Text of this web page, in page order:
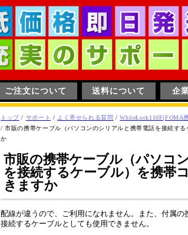
ご注文について 送料について 企
現
在
の
置：
トップ/ サポート / よく寄せられる質問 /WhiteLock110F(FOMA
/市販の携帯ケーブル（パソコンのシリアルと携帯電話を接続す
か
市販の携帯ケーブル（パソコ
を接続するケーブル）を携帯
きますか
配線が違うので、ご利用になれません。また、付属
接続するケーブルとしても使用できません。